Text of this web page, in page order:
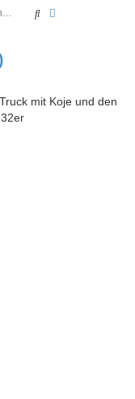
Suche
mit Koje und den